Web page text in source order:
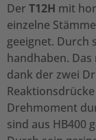
DerT12H mit
einzelne
geeignet. Durch
handhaben.
dank der zwei
Drehmoment
sind aus HB400